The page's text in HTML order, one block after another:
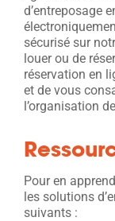
d’entreposage
sécurisé sur
louer ou de
réservation en
et de vous
l’organisation
Pour en
les solutions
suivants :